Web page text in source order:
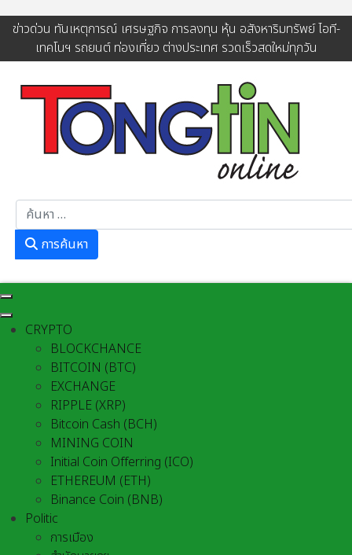
ข่าวด่วน ทันเหตุการณ์ เศรษฐกิจ การลงทุน หุ้น อสังหาริมทรัพย์ ไอที-
เทคโนฯ รถยนต์ ท่องเที่ยว ต่างประเทศ รวดเร็วสดใหม่ทุกวัน
การค้นหา
CRYPTO
BLOCKCHANCE
BITCOIN (BTC)
EXCHANGE
RIPPLE (XRP)
Bitcoin Cash (BCH)
MINING COIN
Initial Coin Offerring (ICO)
ETHEREUM (ETH)
Binance Coin (BNB)
Politic
การเมือง